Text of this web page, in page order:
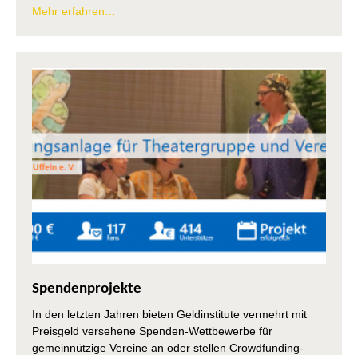
Mehr erfahren…
Spendenprojekte
In den letzten Jahren bieten Geldinstitute vermehrt mit
Preisgeld versehene Spenden-Wettbewerbe für
gemeinnützige Vereine an oder stellen Crowdfunding-